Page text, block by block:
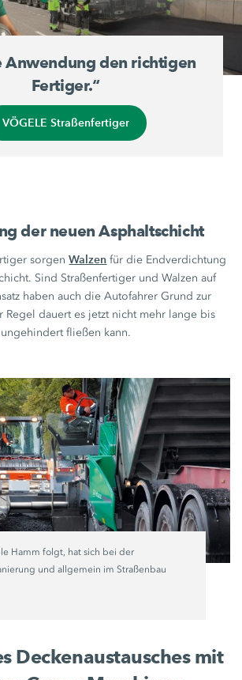
Anwendung den richtigen
Fertiger.“
VÖGELE Straßenfertiger
der neuen Asphaltschicht
sorgenWalzen für die Endverdichtung
Sind Straßenfertiger und Walzen auf
haben auch die Autofahrer Grund zur
Regel dauert es jetzt nicht mehr lange bis
fließen kann.
Hamm folgt, hat sich bei der
und allgemein im Straßenbau
Deckenaustausches mit